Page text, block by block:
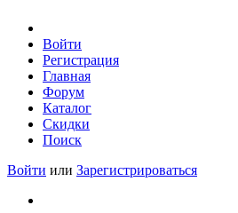
Войти
Регистрация
Главная
Форум
Каталог
Скидки
Поиск
Войти или Зарегистрироваться